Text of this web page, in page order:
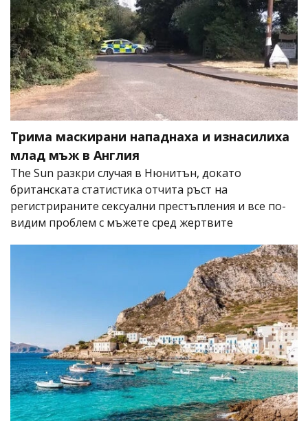
Трима маскирани нападнаха и изнасилиха
млад мъж в Англия
The Sun разкри случая в Нюнитън, докато
британската статистика отчита ръст на
регистрираните сексуални престъпления и все по-
видим проблем с мъжете сред жертвите